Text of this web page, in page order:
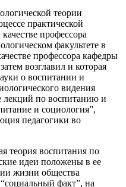
теории
практической
профессора
факультете в
профессора кафедры
возглавил и которая
о воспитании и
видения
лекций по воспитанию и
и социология”,
педагогики во
теория воспитания по
идеи положены в ее
жизни общества
факт”, на